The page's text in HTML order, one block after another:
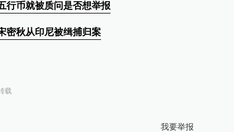
行币就被质问是否想举报
密秋从印尼被缉捕归案
载
我要举报